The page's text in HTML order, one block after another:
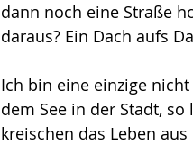
dann noch eine Straße
daraus? Ein Dach aufs
Ich bin eine einzige
dem See in der Stadt,
kreischen das Leben